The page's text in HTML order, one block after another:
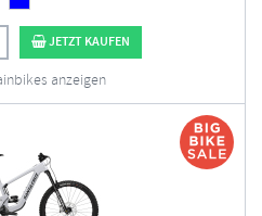
JETZT KAUFEN
anzeigen